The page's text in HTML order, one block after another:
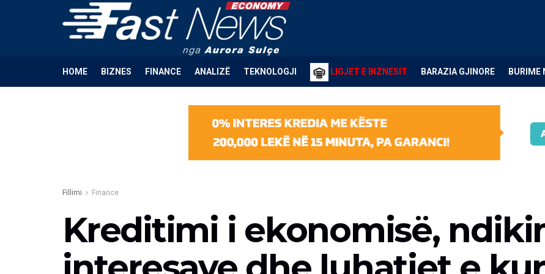
HOME BIZNES FINANCE ANALIZË TEKNOLOGJI LIGJET E BIZNESIT BARAZIA GJINORE BURIME
Fillimi Finance
Kreditimi i ekonomisë,